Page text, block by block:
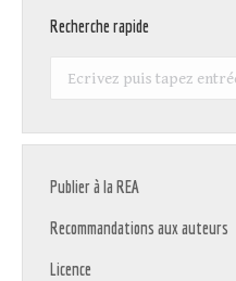
Recherche rapide
Recherche
Publier à la REA
Recommandations aux auteurs
Licence